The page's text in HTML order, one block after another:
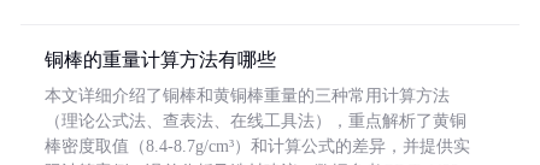
铜棒的重量计算方法有哪些
本文详细介绍了铜棒和黄铜棒重量的三种常用计算方法
（理论公式法、查表法、在线工具法），重点解析了黄铜
棒密度取值（8.4-8.7g/cm³）和计算公式的差异，并提供实